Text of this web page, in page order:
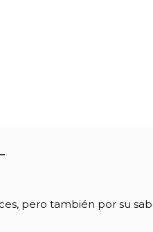
pero también por su